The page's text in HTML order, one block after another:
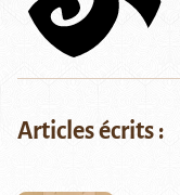
Articles écrits :